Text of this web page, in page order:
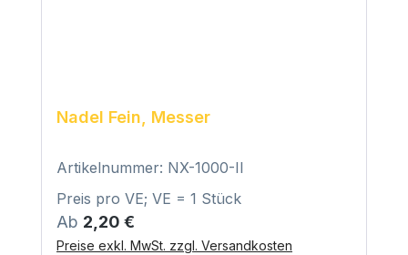
Nadel Fein, Messer
Artikelnummer: NX-1000-II
Preis pro VE; VE = 1 Stück
Regulärer Preis:
Ab 2,20 €
Preise exkl. MwSt. zzgl. Versandkosten